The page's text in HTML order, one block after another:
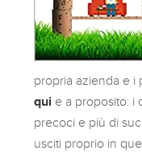
propria azienda e i
qui e a proposito: i
precoci e più di
usciti proprio in